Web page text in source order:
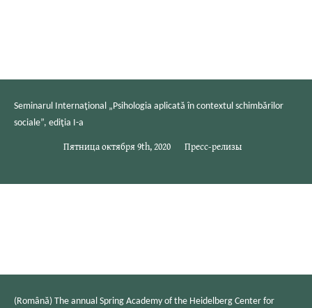
Seminarul Internaţional „Psihologia aplicată în contextul schimbărilor
sociale”, ediţia I-a
Пятница октября 9th, 2020 Пресс-релизы
(Română) The annual Spring Academy of the Heidelberg Center for